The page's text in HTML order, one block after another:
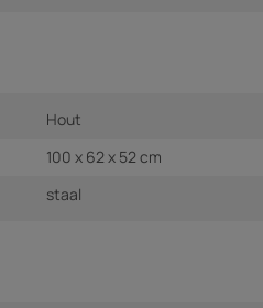
Hout
100 x 62 x 52 cm
staal